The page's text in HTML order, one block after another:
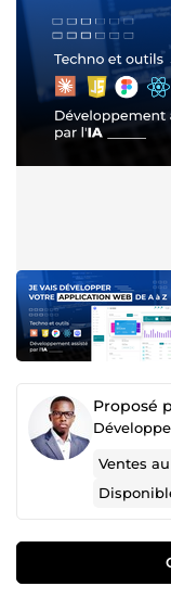
Proposé
Ventes